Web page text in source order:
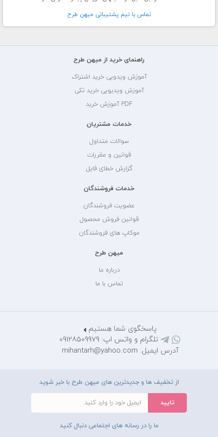
تماس با تيم پشتيبانی ميهن طرح
راهنمای خرید از میهن طرح
آموزش ویدویی خرید اشتراک
آموزش ویدیویی خرید تکی
PDF آموزش خرید
خدمات مشتریان
سوالات متداول
قوانین و مقررات
گزارش خطای فایل
خدمات فروشندگان
عضویت فروشندگان
قوانین فروش محصول
موکاپ های فروشندگان
میهن طرح
درباره ما
تماس با ما
پاسخگوی شما هستیم
تلگرام و واتس اپ: 09128509979
آدرس ایمیل: mihantarh@yahoo.com
از تخفیف ها و جدیدترین های میهن طرح با خبر شوید
ما را در رسانه های اجتماعی دنبال کنید